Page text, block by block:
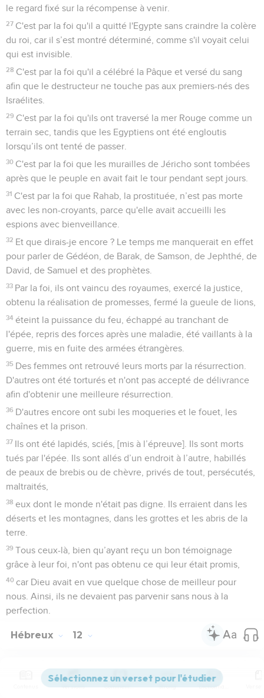
le regard fixé sur la récompense à venir.
27 C'est par la foi qu'il a quitté l'Egypte sans craindre la colère
du roi, car il s’est montré déterminé, comme s'il voyait celui
qui est invisible.
28 C'est par la foi qu'il a célébré la Pâque et versé du sang
afin que le destructeur ne touche pas aux premiers-nés des
Israélites.
29 C'est par la foi qu'ils ont traversé la mer Rouge comme un
terrain sec, tandis que les Egyptiens ont été engloutis
lorsqu’ils ont tenté de passer.
30 C'est par la foi que les murailles de Jéricho sont tombées
après que le peuple en avait fait le tour pendant sept jours.
31 C'est par la foi que Rahab, la prostituée, n’est pas morte
avec les non-croyants, parce qu'elle avait accueilli les
espions avec bienveillance.
32 Et que dirais-je encore ? Le temps me manquerait en effet
pour parler de Gédéon, de Barak, de Samson, de Jephthé, de
David, de Samuel et des prophètes.
33 Par la foi, ils ont vaincu des royaumes, exercé la justice,
obtenu la réalisation de promesses, fermé la gueule de lions,
34 éteint la puissance du feu, échappé au tranchant de
l'épée, repris des forces après une maladie, été vaillants à la
guerre, mis en fuite des armées étrangères.
35 Des femmes ont retrouvé leurs morts par la résurrection.
D'autres ont été torturés et n'ont pas accepté de délivrance
afin d'obtenir une meilleure résurrection.
36 D'autres encore ont subi les moqueries et le fouet, les
chaînes et la prison.
37 Ils ont été lapidés, sciés, [mis à l’épreuve]. Ils sont morts
tués par l'épée. Ils sont allés d’un endroit à l’autre, habillés
de peaux de brebis ou de chèvre, privés de tout, persécutés,
maltraités,
38 eux dont le monde n'était pas digne. Ils erraient dans les
déserts et les montagnes, dans les grottes et les abris de la
terre.
39 Tous ceux-là, bien qu’ayant reçu un bon témoignage
grâce à leur foi, n'ont pas obtenu ce qui leur était promis,
40 car Dieu avait en vue quelque chose de meilleur pour
nous. Ainsi, ils ne devaient pas parvenir sans nous à la
perfection.
Hébreux 12
Seuls les Évangiles sont disponibles en vidéo pour le moment.
Versions Commentaires Strong